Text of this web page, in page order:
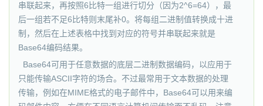
串联起来，再按照6比特一组进行切分（因为2^6=64），最
后一组若不足6比特则末尾补0。将每组二进制值转换成十进
制，然后在上述表格中找到对应的符号并串联起来就是
Base64编码结果。
Base64可用于任意数据的底层二进制数据编码，以应用于
只能传输ASCII字符的场合。不过最常用于文本数据的处理
传输，例如在MIME格式的电子邮件中，Base64可以用来编